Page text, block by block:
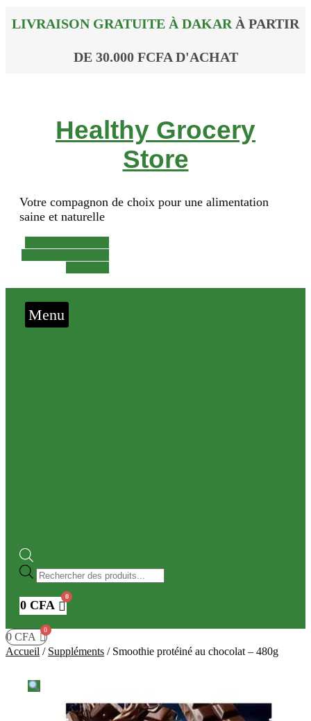
LIVRAISON GRATUITE À DAKAR À PARTIR
DE 30.000 FCFA D'ACHAT
Healthy Grocery
Store
Votre compagnon de choix pour une alimentation
saine et naturelle
Twitter
Menu
Recherche
de
produits
0 CFA
0 CFA
Accueil / Suppléments / Smoothie protéiné au chocolat – 480g